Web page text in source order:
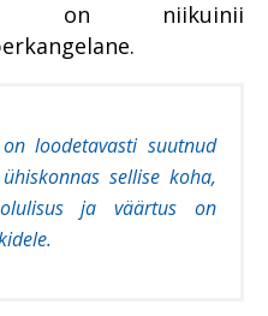
Rahvusvaheline koostöö
küberkuritegude uurimisel
tõkestamise väljakutsetest
tõendite kogumisel
Raske
korruptsioonikuritegevus
Põhja ringkonnaprokuratuur
2020. aastal
Lääne ringkonnaprokuratuur
2020. aastal
Lõuna ringkonnaprokuratuur
2020. aastal
Pärnus
ERA panga pankrot
päästmise vereülekandega
Mäo tulistamine
Pommiplahvatus
Vabaduse väljakul
Lääne ringkonnaprokuratuur
aastal 2019
aastal 2019
Järelevalveosakond aastal
2019
2018 riigiprokuratuuri
Millised on kõige mõjukamad
lood?
Rahvusvaheline koostöö
Peitkuritegevus turvalises
Pärnus on prokuratuurile
kotijooksja tabamiseni
Aasta prokurör ja aasta
ametnik
Prokuratuuri personalitöö
on niikuinii
loodetavasti suutnud
sellise koha,
ja väärtus on